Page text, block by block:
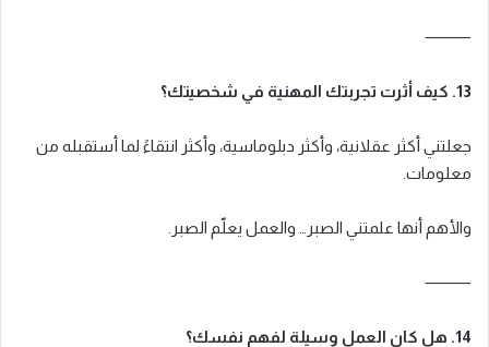
⸻
13. كيف أثرت تجربتك المهنية في شخصيتك؟
جعلتني أكثر عقلانية، وأكثر دبلوماسية، وأكثر انتقاءً لما أستقبله من
معلومات.
والأهم أنها علمتني الصبر… والعمل يعلّم الصبر.
⸻
14. هل كان العمل وسيلة لفهم نفسك؟